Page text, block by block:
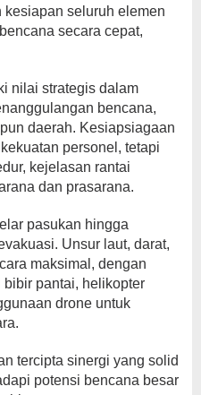
kesiapan seluruh elemen
secara cepat,
nilai strategis dalam
bencana,
daerah. Kesiapsiagaan
personel, tetapi
kejelasan rantai
dan prasarana.
pasukan hingga
Unsur laut, darat,
maksimal, dengan
pantai, helikopter
drone untuk
tercipta sinergi yang solid
potensi bencana besar